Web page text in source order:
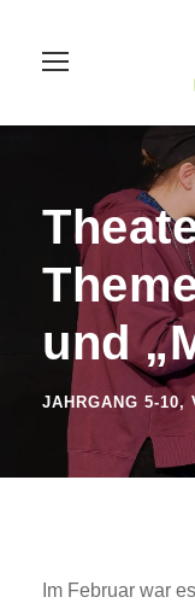
und
JAHRGANG 5-10,
Im Februar war